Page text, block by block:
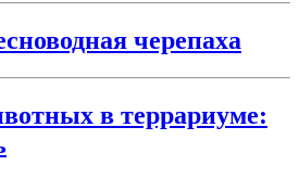
черепаха
в террариуме: